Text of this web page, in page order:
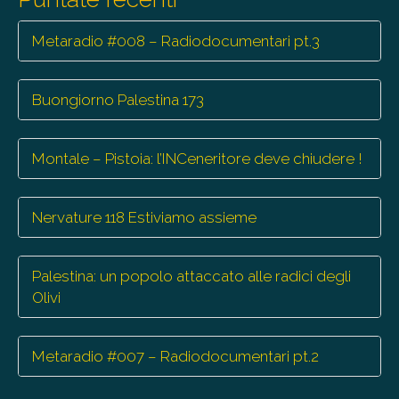
Metaradio #008 – Radiodocumentari pt.3
Buongiorno Palestina 173
Montale – Pistoia: l’INCeneritore deve chiudere !
Nervature 118 Estiviamo assieme
Palestina: un popolo attaccato alle radici degli
Olivi
Metaradio #007 – Radiodocumentari pt.2